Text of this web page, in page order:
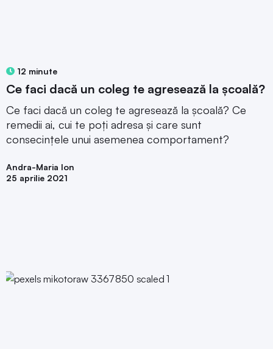
12 minute
Ce faci dacă un coleg te agresează la școală?
Ce faci dacă un coleg te agresează la școală? Ce
remedii ai, cui te poți adresa și care sunt
consecințele unui asemenea comportament?
Andra-Maria Ion
25 aprilie 2021